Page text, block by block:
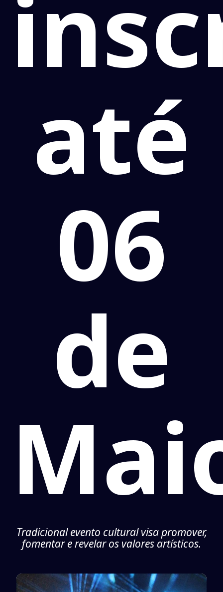
até
06
de
Tradicional evento cultural visa promover,
fomentar e revelar os valores artísticos.